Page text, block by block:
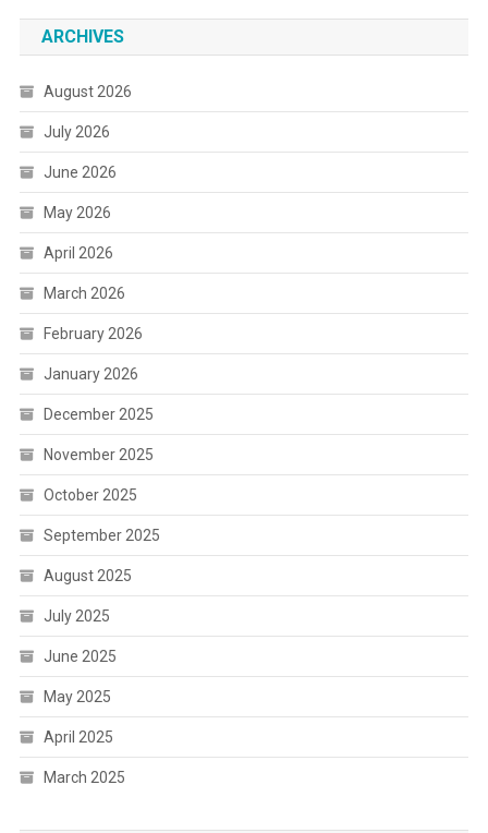
ARCHIVES
August 2026
July 2026
June 2026
May 2026
April 2026
March 2026
February 2026
January 2026
December 2025
November 2025
October 2025
September 2025
August 2025
July 2025
June 2025
May 2025
April 2025
March 2025